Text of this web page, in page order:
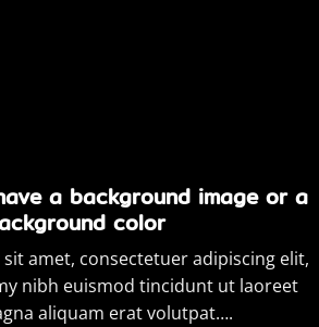
a background image or a
color
amet, consectetuer adipiscing elit,
nibh euismod tincidunt ut laoreet
aliquam erat volutpat….